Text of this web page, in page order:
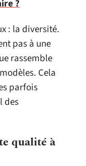
?
: la diversité.
pas à une
rassemble
Cela
parfois
des
qualité à